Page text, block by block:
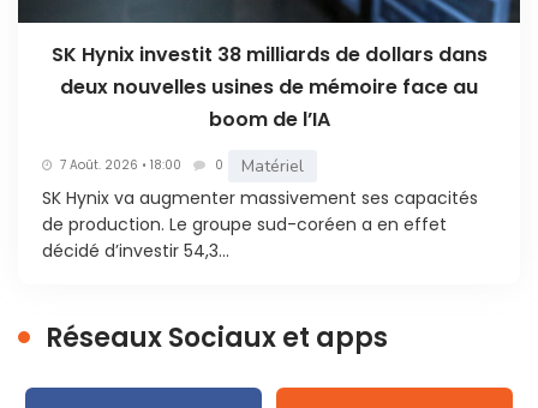
SK Hynix investit 38 milliards de dollars dans
deux nouvelles usines de mémoire face au
boom de l’IA
7 Août. 2026 • 18:00 0 Matériel
SK Hynix va augmenter massivement ses capacités
de production. Le groupe sud-coréen a en effet
décidé d’investir 54,3...
Réseaux Sociaux et apps